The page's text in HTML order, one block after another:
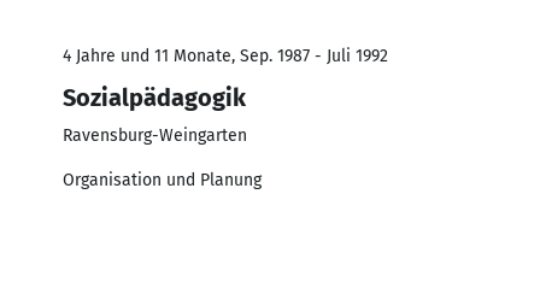
4 Jahre und 11 Monate, Sep. 1987 - Juli 1992
Sozialpädagogik
Ravensburg-Weingarten
Organisation und Planung